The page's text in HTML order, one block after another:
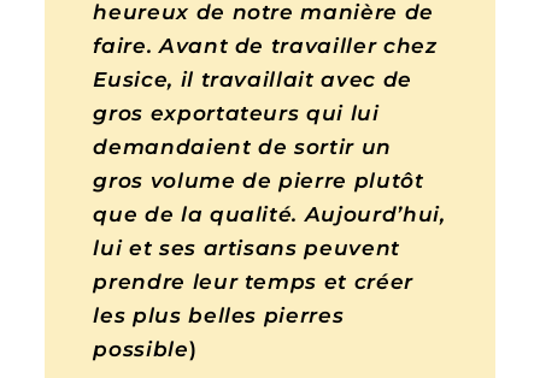
heureux de notre manière de
faire. Avant de travailler chez
Eusice, il travaillait avec de
gros exportateurs qui lui
demandaient de sortir un
gros volume de pierre plutôt
que de la qualité. Aujourd’hui,
lui et ses artisans peuvent
prendre leur temps et créer
les plus belles pierres
possible)